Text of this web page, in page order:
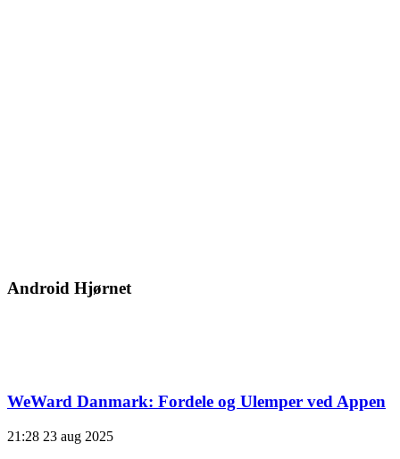
Android Hjørnet
WeWard Danmark: Fordele og Ulemper ved Appen
21:28 23 aug 2025